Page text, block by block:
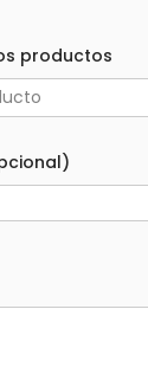
productos